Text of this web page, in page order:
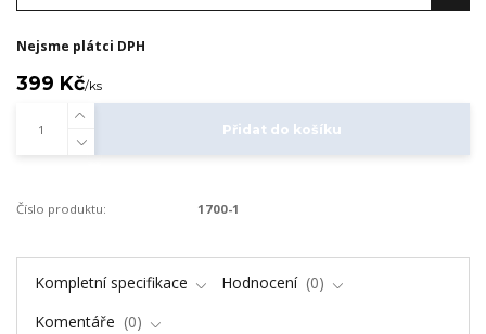
Nejsme plátci DPH
399 Kč/ks
Přidat do košíku
Číslo produktu: 1700-1
Kompletní specifikace Hodnocení
0
Komentáře
0